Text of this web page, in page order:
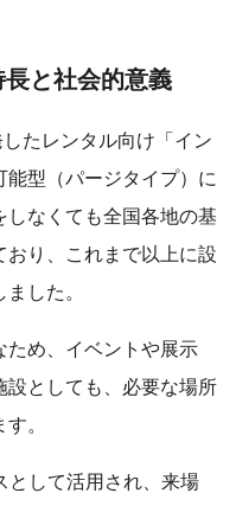
と社会的意義
たレンタル向け「イン
型（パージタイプ）に
なくても全国各地の基
り、これまで以上に設
した。
ため、イベントや展示
としても、必要な場所
。
して活用され、来場